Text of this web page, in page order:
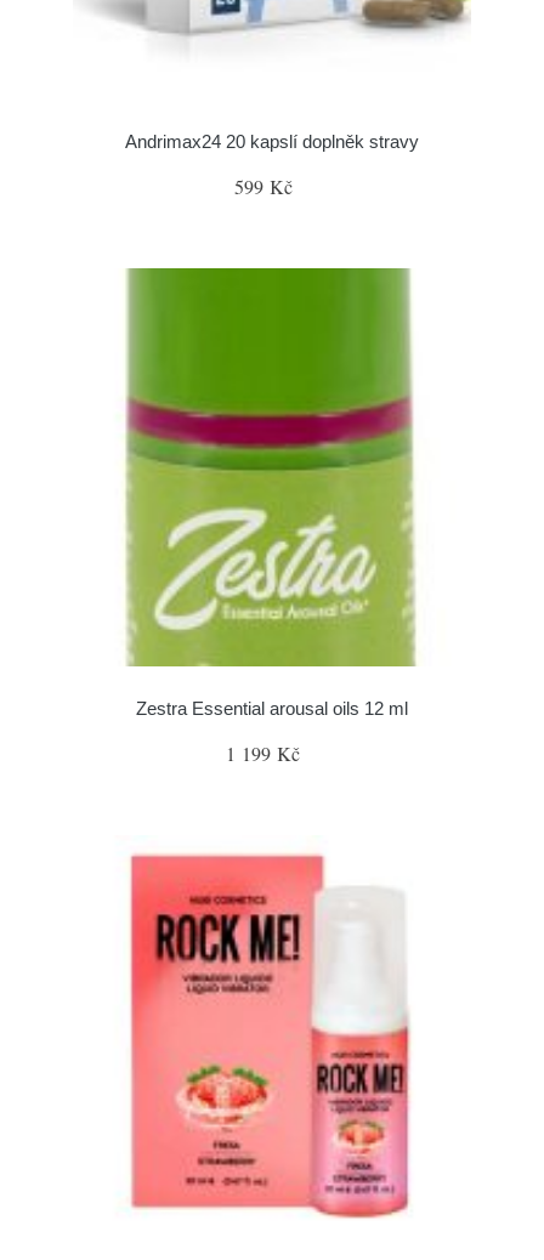
Andrimax24 20 kapslí doplněk stravy
599 Kč
Zestra Essential arousal oils 12 ml
1 199 Kč